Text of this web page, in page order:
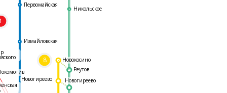
8
Никольское
Реутов
Измайловская
Первомайская
Новогиреево
Новогиреево
Новокосино